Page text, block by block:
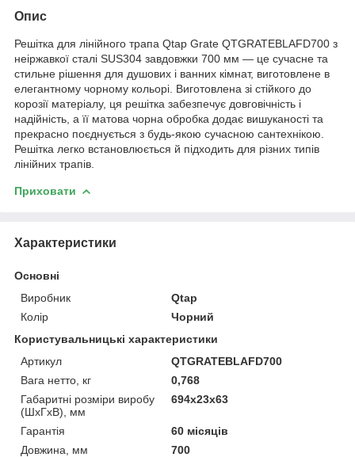
Опис
Решітка для лінійного трапа Qtap Grate QTGRATEBLAFD700 з
неіржавкої сталі SUS304 завдовжки 700 мм — це сучасне та
стильне рішення для душових і ванних кімнат, виготовлене в
елегантному чорному кольорі. Виготовлена зі стійкого до
корозії матеріалу, ця решітка забезпечує довговічність і
надійність, а її матова чорна обробка додає вишуканості та
прекрасно поєднується з будь-якою сучасною сантехнікою.
Решітка легко встановлюється й підходить для різних типів
лінійних трапів.
Приховати
Характеристики
Основні
Виробник
Qtap
Колір
Чорний
Користувальницькі характеристики
Артикул
QTGRATEBLAFD700
Вага нетто, кг
0,768
Габаритні розміри виробу
(ШхГхВ), мм
694х23х63
Гарантія
60 місяців
Довжина, мм
700